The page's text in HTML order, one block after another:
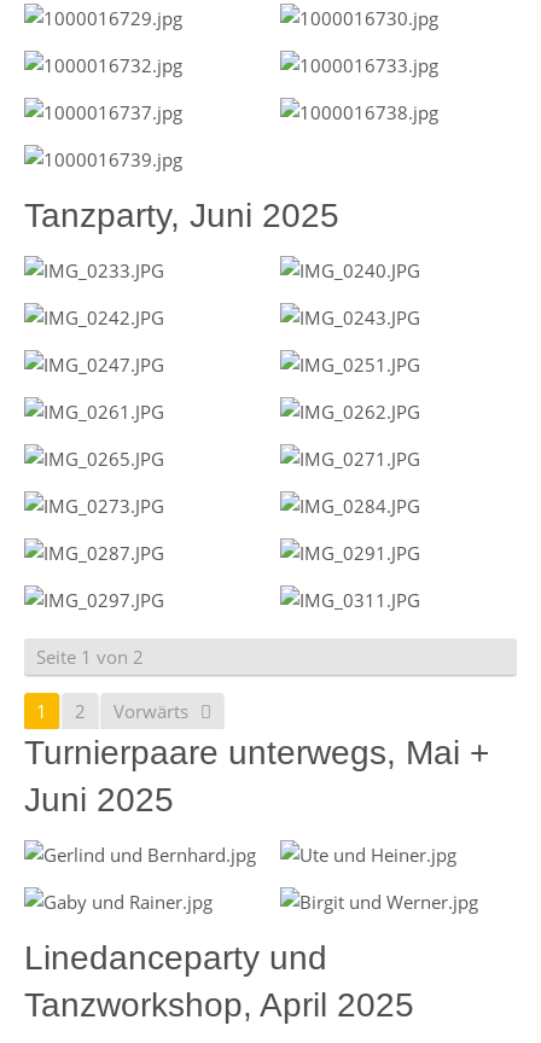
Tanzparty, Juni 2025
Seite 1 von 2
1 2 Vorwärts
Turnierpaare unterwegs, Mai +
Juni 2025
Linedanceparty und
Tanzworkshop, April 2025